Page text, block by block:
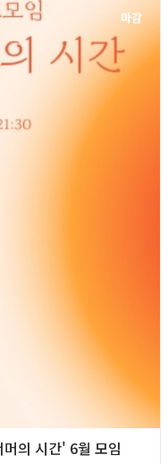
마감
의 시간' 6월 모임